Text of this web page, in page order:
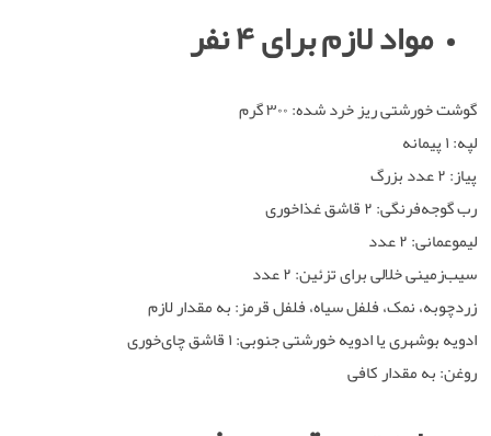
مواد لازم برای ۴ نفر
گوشت خورشتی ریز خرد شده: ۳۰۰ گرم
لپه: ۱ پیمانه
پیاز: ۲ عدد بزرگ
رب گوجه‌فرنگی: ۲ قاشق غذاخوری
لیموعمانی: ۲ عدد
سیب‌زمینی خلالی برای تزئین: ۲ عدد
زردچوبه، نمک، فلفل سیاه، فلفل قرمز: به مقدار لازم
ادویه بوشهری یا ادویه خورشتی جنوبی: ۱ قاشق چای‌خوری
روغن: به مقدار کافی